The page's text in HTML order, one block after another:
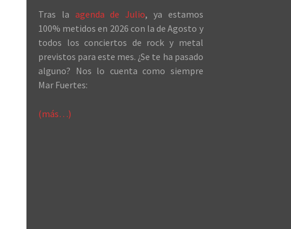
Tras la agenda de Julio, ya estamos
100% metidos en 2026 con la de Agosto y
todos los conciertos de rock y metal
previstos para este mes. ¿Se te ha pasado
alguno? Nos lo cuenta como siempre
Mar Fuertes:
(más…)